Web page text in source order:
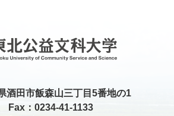
酒田市飯森山三丁目5番地の1
Fax：0234-41-1133